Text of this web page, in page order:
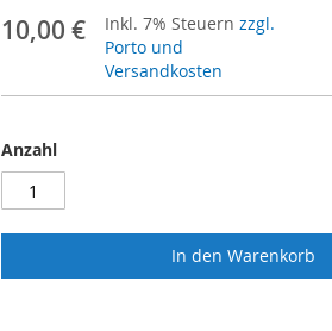
10,00 € Inkl. 7% Steuern zzgl.
Porto und
Versandkosten
Anzahl
In den Warenkorb